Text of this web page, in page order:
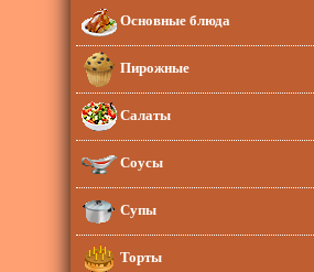
Основные блюда
Пирожные
Салаты
Соусы
Супы
Торты